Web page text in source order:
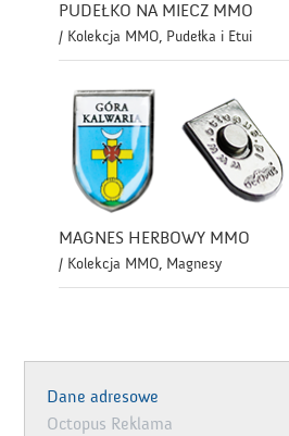
PUDEŁKO NA MIECZ MMO
/ Kolekcja MMO, Pudełka i Etui
MAGNES HERBOWY MMO
/ Kolekcja MMO, Magnesy
Dane adresowe
Octopus Reklama